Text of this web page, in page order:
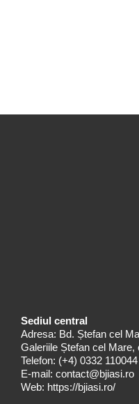
Sediul central
Adresa: Bd. Ștefan cel
Galeriile Ștefan cel Mare,
Telefon: (+4) 0332 110044
E-mail: contact@bjiasi.ro
Web: https://bjiasi.ro/